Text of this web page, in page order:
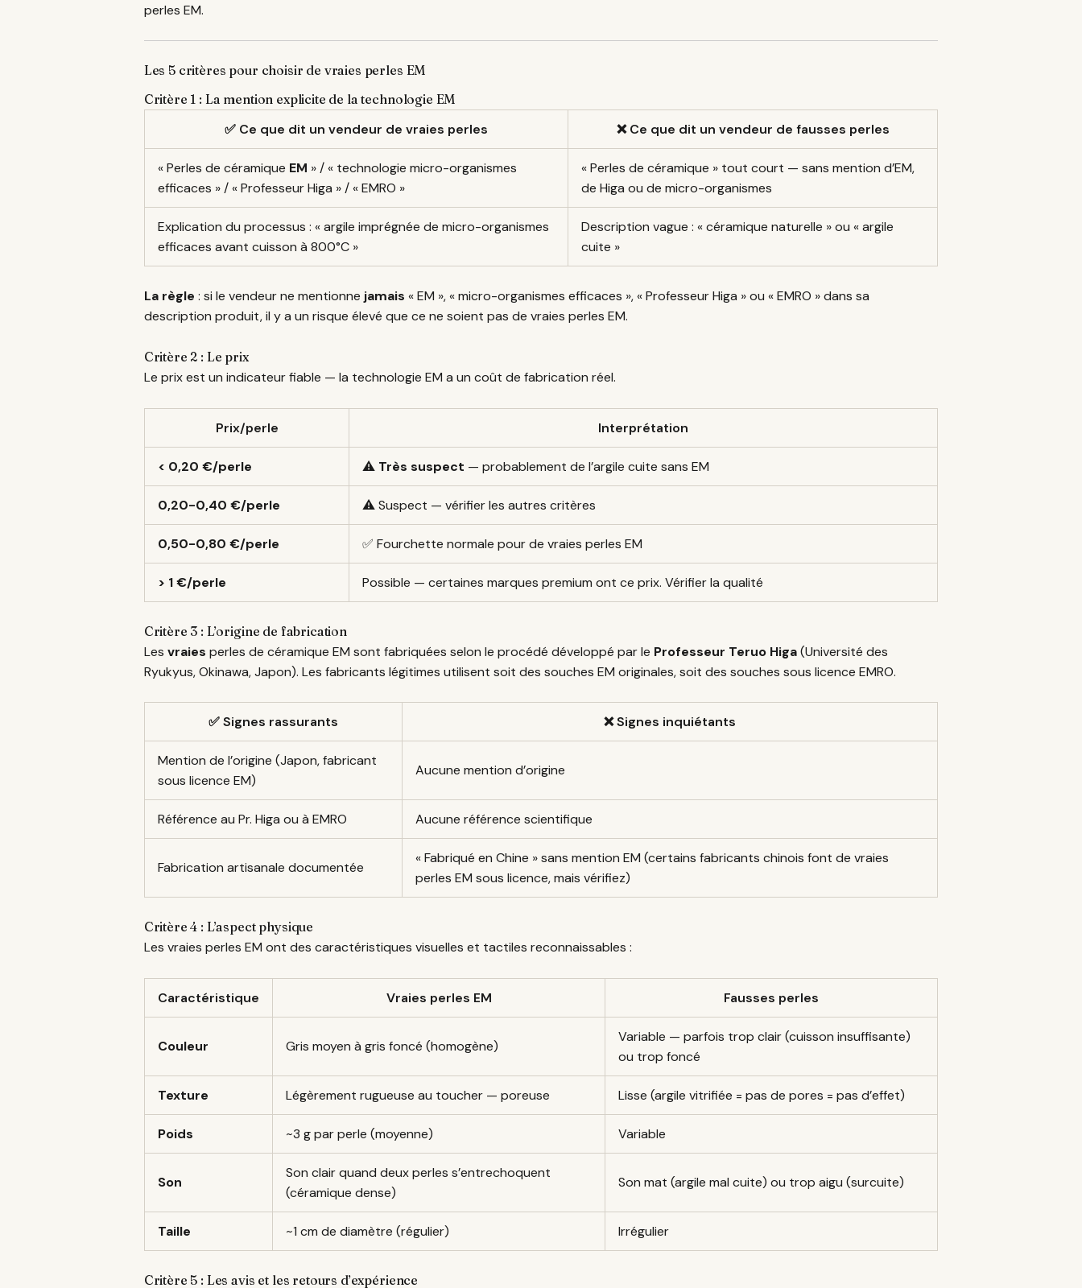
perles EM.
Les 5 critères pour choisir de vraies perles EM
Critère 1 : La mention explicite de la technologie EM
✅ Ce que dit un vendeur de vraies perles ❌ Ce que dit un vendeur de fausses perles
« Perles de céramique EM » / « technologie micro-organismes
efficaces » / « Professeur Higa » / « EMRO »
« Perles de céramique » tout court — sans mention d’EM,
de Higa ou de micro-organismes
Explication du processus : « argile imprégnée de micro-organismes
efficaces avant cuisson à 800°C »
Description vague : « céramique naturelle » ou « argile
cuite »
La règle : si le vendeur ne mentionne jamais « EM », « micro-organismes efficaces », « Professeur Higa » ou « EMRO » dans sa
description produit, il y a un risque élevé que ce ne soient pas de vraies perles EM.
Critère 2 : Le prix
Le prix est un indicateur fiable — la technologie EM a un coût de fabrication réel.
Prix/perle Interprétation
< 0,20 €/perle ⚠️ Très suspect — probablement de l’argile cuite sans EM
0,20-0,40 €/perle ⚠️ Suspect — vérifier les autres critères
0,50-0,80 €/perle ✅ Fourchette normale pour de vraies perles EM
> 1 €/perle Possible — certaines marques premium ont ce prix. Vérifier la qualité
Critère 3 : L’origine de fabrication
Les vraies perles de céramique EM sont fabriquées selon le procédé développé par le Professeur Teruo Higa(Université des
Ryukyus, Okinawa, Japon). Les fabricants légitimes utilisent soit des souches EM originales, soit des souches sous licence EMRO.
✅ Signes rassurants ❌ Signes inquiétants
Mention de l’origine (Japon, fabricant
sous licence EM)
Aucune mention d’origine
Référence au Pr. Higa ou à EMRO Aucune référence scientifique
Fabrication artisanale documentée
« Fabriqué en Chine » sans mention EM (certains fabricants chinois font de vraies
perles EM sous licence, mais vérifiez)
Critère 4 : L’aspect physique
Les vraies perles EM ont des caractéristiques visuelles et tactiles reconnaissables :
Caractéristique Vraies perles EM Fausses perles
Couleur Gris moyen à gris foncé (homogène)
Variable — parfois trop clair (cuisson insuffisante)
ou trop foncé
Texture Légèrement rugueuse au toucher — poreuse Lisse (argile vitrifiée = pas de pores = pas d’effet)
Poids ~3 g par perle (moyenne) Variable
Son
Son clair quand deux perles s’entrechoquent
(céramique dense)
Son mat (argile mal cuite) ou trop aigu (surcuite)
Taille ~1 cm de diamètre (régulier) Irrégulier
Critère 5 : Les avis et les retours d’expérience